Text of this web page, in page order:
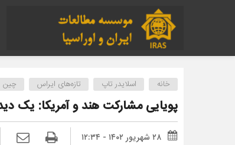
خانه اسلایدر تاپ تازه‌های ایراس چین
پویایی مشارکت هند و آمریکا: یک
۲۸ شهریور ۱۴۰۲ - ۱۲:۳۴